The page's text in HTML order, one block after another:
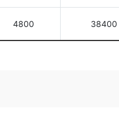
4800 38400